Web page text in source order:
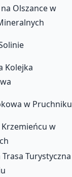
Olszance w
Kolejka
w Pruchniku
w
Turystyczna